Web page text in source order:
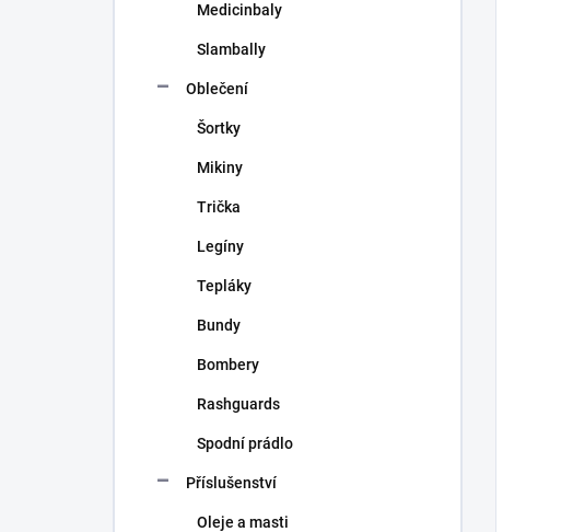
Medicinbaly
Slambally
Oblečení
Šortky
Mikiny
Trička
Legíny
Tepláky
Bundy
Bombery
Rashguards
Spodní prádlo
Příslušenství
Oleje a masti